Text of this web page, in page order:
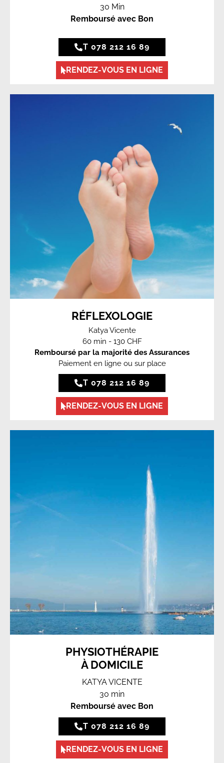
30 Min
Remboursé avec Bon
T 078 212 16 89
RENDEZ-VOUS EN LIGNE
RÉFLEXOLOGIE
Katya Vicente
60 min - 130 CHF
Remboursé par la majorité des Assurances
Paiement en ligne ou sur place
T 078 212 16 89
RENDEZ-VOUS EN LIGNE
PHYSIOTHÉRAPIE
À DOMICILE
KATYA VICENTE
30 min
Remboursé avec Bon
T 078 212 16 89
RENDEZ-VOUS EN LIGNE